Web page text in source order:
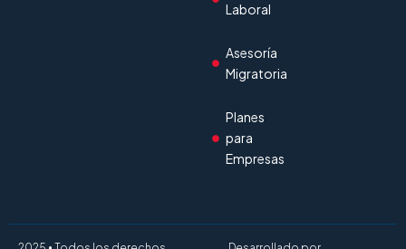
Laboral
Asesoría
Migratoria
Planes
para
Empresas